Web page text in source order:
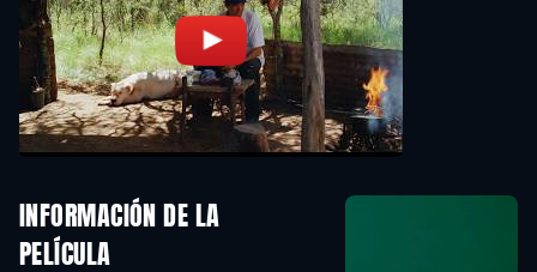
INFORMACIÓN DE LA
PELÍCULA